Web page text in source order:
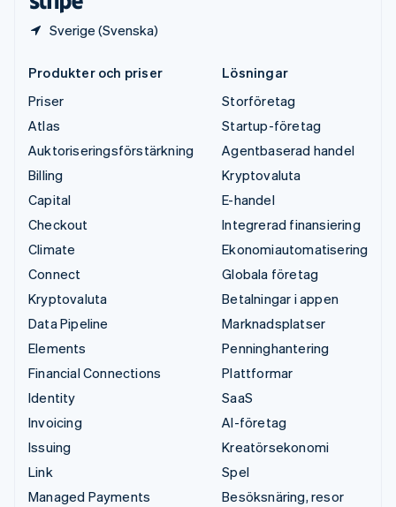
Sverige (Svenska)
Produkter och priser
Priser
Atlas
Auktoriseringsförstärkning
Billing
Capital
Checkout
Climate
Connect
Kryptovaluta
Data Pipeline
Elements
Financial Connections
Identity
Invoicing
Issuing
Link
Managed Payments
Lösningar
Storföretag
Startup-företag
Agentbaserad handel
Kryptovaluta
E-handel
Integrerad finansiering
Ekonomiautomatisering
Globala företag
Betalningar i appen
Marknadsplatser
Penninghantering
Plattformar
SaaS
AI-företag
Kreatörsekonomi
Spel
Besöksnäring, resor